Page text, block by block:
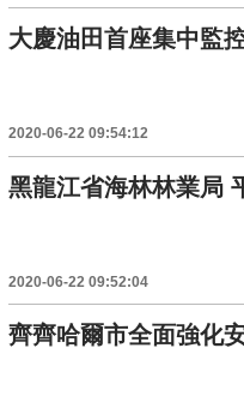
大慶油田首座集中監
2020-06-22 09:54:12
黑龍江省海林林業局
2020-06-22 09:52:04
齊齊哈爾市全面強化